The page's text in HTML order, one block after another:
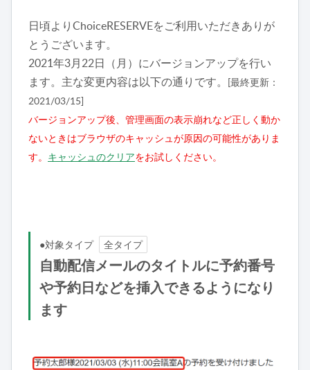
日頃よりChoiceRESERVEをご利用いただきありが
とうございます。
2021年3月22日（月）にバージョンアップを行い
ます。主な変更内容は以下の通りです。
[最終更新：
2021/03/15]
バージョンアップ後、管理画面の表示崩れなど正しく動か
ないときはブラウザのキャッシュが原因の可能性がありま
す。 キャッシュのクリアをお試しください。
●対象タイプ 全タイプ
自動配信メールのタイトルに予約番号
や予約日などを挿入できるようになり
ます